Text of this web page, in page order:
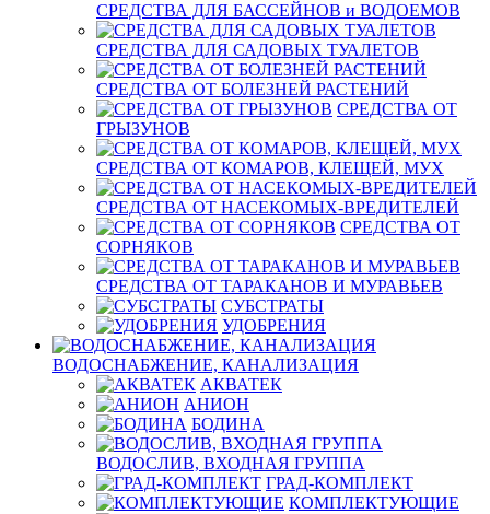
СРЕДСТВА ДЛЯ БАССЕЙНОВ и ВОДОЕМОВ
СРЕДСТВА ДЛЯ САДОВЫХ ТУАЛЕТОВ
СРЕДСТВА ОТ БОЛЕЗНЕЙ РАСТЕНИЙ
СРЕДСТВА ОТ
ГРЫЗУНОВ
СРЕДСТВА ОТ КОМАРОВ, КЛЕЩЕЙ, МУХ
СРЕДСТВА ОТ НАСЕКОМЫХ-ВРЕДИТЕЛЕЙ
СРЕДСТВА ОТ
СОРНЯКОВ
СРЕДСТВА ОТ ТАРАКАНОВ И МУРАВЬЕВ
СУБСТРАТЫ
УДОБРЕНИЯ
ВОДОСНАБЖЕНИЕ, КАНАЛИЗАЦИЯ
АКВАТЕК
АНИОН
БОДИНА
ВОДОСЛИВ, ВХОДНАЯ ГРУППА
ГРАД-КОМПЛЕКТ
КОМПЛЕКТУЮЩИЕ